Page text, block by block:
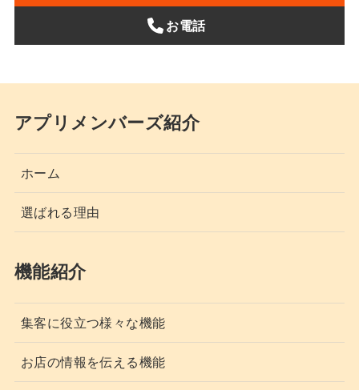
お電話
アプリメンバーズ紹介
ホーム
選ばれる理由
機能紹介
集客に役立つ様々な機能
お店の情報を伝える機能